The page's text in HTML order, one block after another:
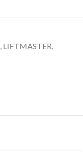
, LIFTMASTER,